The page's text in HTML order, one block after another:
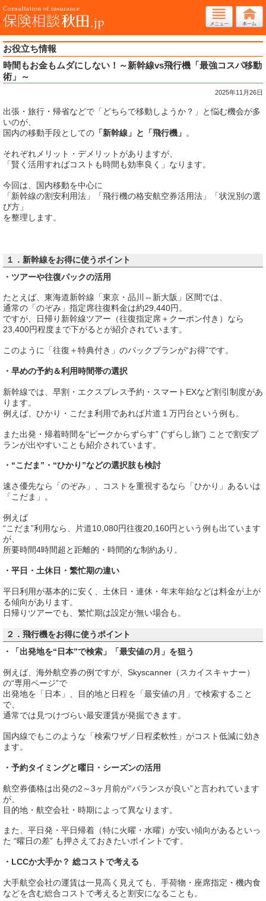
お役立ち情報
時間もお金もムダにしない！～新幹線vs飛行機「最強コスパ移動
術」～
2025年11月26日
出張・旅行・帰省などで「どちらで移動しようか？」と悩む機会が多
いのが、
国内の移動手段としての 「新幹線」と「飛行機」 。
それぞれメリット・デメリットがありますが、
「賢く活用すればコストも時間も効率良く」なります。
今回は、国内移動を中心に
「新幹線の割安利用法」「飛行機の格安航空券活用法」「状況別の選
び方」
を整理します。
１．新幹線をお得に使うポイント
・ツアーや往復パックの活用
たとえば、東海道新幹線「東京・品川⇔新大阪」区間では、
通常の「のぞみ」指定席往復料金は約29,440円。
ですが、日帰り新幹線ツアー（往復指定席＋クーポン付き）なら
23,400円程度まで下がるとが紹介されています。
このように「往復＋特典付き」のパックプランが“お得”です。
・早めの予約＆利用時間帯の選択
新幹線では、早割・エクスプレス予約・スマートEXなど割引制度があ
ります。
例えば、ひかり・こだま利用であれば片道１万円台という例も。
また出発・帰着時間を“ピークからずらす” (“ずらし旅”) ことで割安プ
ランが出やすいことも紹介されています。
・“こだま”・“ひかり”などの選択肢も検討
速さ優先なら「のぞみ」、コストを重視するなら「ひかり」あるいは
「こだま」。
例えば
“こだま”利用なら、片道10,080円往復20,160円という例も出ています
が、
所要時間4時間超と距離的・時間的な制約あり。
・平日・土休日・繁忙期の違い
平日利用が基本的に安く、土休日・連休・年末年始などは料金が上が
る傾向があります。
日帰りツアーでも、繁忙期は設定が無い場合も。
２．飛行機をお得に使うポイント
・「出発地を“日本”で検索」「最安値の月」を狙う
例えば、海外航空券の例ですが、Skyscanner（スカイスキャナー）
の“専用ページ”で
出発地を「日本」、目的地と日程を「最安値の月」で検索すること
で、
通常では見つけづらい最安運賃が発掘できます。
国内線でもこのような「検索ワザ／日程柔軟性」がコスト低減に効き
ます。
・予約タイミングと曜日・シーズンの活用
航空券価格は出発の2～3ヶ月前が“バランスが良い”と言われています
が、
目的地・航空会社・時期によって異なります。
また、平日発・平日帰着（特に火曜・水曜）が安い傾向があるといっ
た “曜日の差” も押さえておきたいポイントです。
・LCCか大手か？ 総コストで考える
大手航空会社の運賃は一見高く見えても、手荷物・座席指定・機内食
などを含む総合コストで考えると割安になることも。